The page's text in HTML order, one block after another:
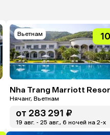
Вьетнам 10
Нячанг, Вьетнам
от 283 291 ₽
19 авг. - 25 авг., 6 ночей на 2-x